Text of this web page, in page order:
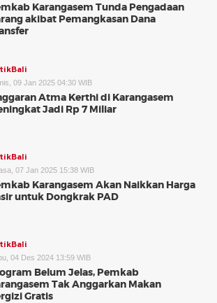
Karangasem Tunda Pengadaan
akibat Pemangkasan Dana
09 Jan 2025 04:30 WIB
Atma Kerthi di Karangasem
Jadi Rp 7 Miliar
07 Jan 2025 15:38 WIB
Karangasem Akan Naikkan Harga
untuk Dongkrak PAD
04 Des 2024 13:59 WIB
Belum Jelas, Pemkab
Tak Anggarkan Makan
Gratis